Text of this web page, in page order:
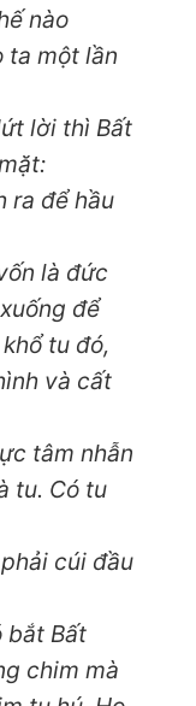
nào
ta một lần
lời thì Bất
ra để hầu
là đức
để
tu đó,
và cất
tâm nhẫn
tu. Có tu
cúi đầu
bắt Bất
chim mà